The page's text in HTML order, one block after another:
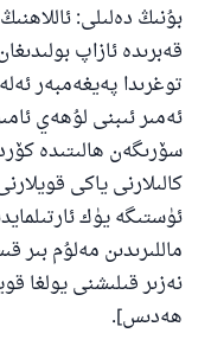
بۇنىڭ دەلىلى:
قەبرىدە ئازاپ
توغرىدا پەيغەمبەر
ئەمىر ئىبنى لۇھەي
سۆرىگەن ھالىتىدە
كالىلارنى ياكى
ئۈستىگە يۈك
ماللىرىدىن مەلۇم بىر
ھەدىس].